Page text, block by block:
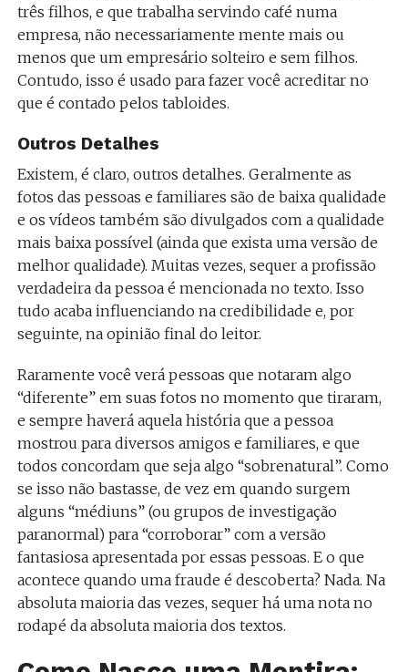
três filhos, e que trabalha servindo café numa
empresa, não necessariamente mente mais ou
menos que um empresário solteiro e sem filhos.
Contudo, isso é usado para fazer você acreditar no
que é contado pelos tabloides.
Outros Detalhes
Existem, é claro, outros detalhes. Geralmente as
fotos das pessoas e familiares são de baixa qualidade
e os vídeos também são divulgados com a qualidade
mais baixa possível (ainda que exista uma versão de
melhor qualidade). Muitas vezes, sequer a profissão
verdadeira da pessoa é mencionada no texto. Isso
tudo acaba influenciando na credibilidade e, por
seguinte, na opinião final do leitor.
Raramente você verá pessoas que notaram algo
“diferente” em suas fotos no momento que tiraram,
e sempre haverá aquela história que a pessoa
mostrou para diversos amigos e familiares, e que
todos concordam que seja algo “sobrenatural”. Como
se isso não bastasse, de vez em quando surgem
alguns “médiuns” (ou grupos de investigação
paranormal) para “corroborar” com a versão
fantasiosa apresentada por essas pessoas. E o que
acontece quando uma fraude é descoberta? Nada. Na
absoluta maioria das vezes, sequer há uma nota no
rodapé da absoluta maioria dos textos.